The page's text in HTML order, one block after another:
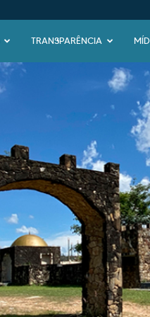
TRANSPARÊNCIA